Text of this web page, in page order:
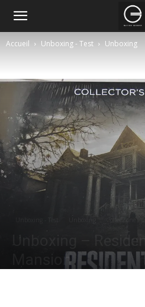
Accueil Unboxing - Test Unboxing
Unboxing –
Mansion